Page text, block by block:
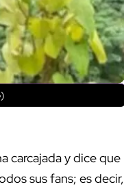
carcajada y dice que
sus fans; es decir,